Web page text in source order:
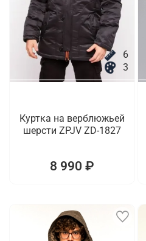
6
3
Куртка на верблюжьей
шерсти ZPJV ZD-1827
8 990 ₽